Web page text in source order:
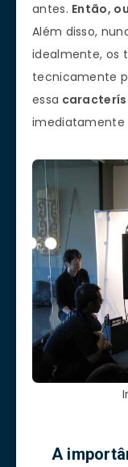
antes. Então,
Além disso,
idealmente, os
tecnicamente
essa
imediatamente
A